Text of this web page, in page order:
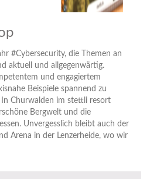
#Cybersecurity, die Themen an
aktuell und allgegenwärtig.
und engagiertem
Beispiele spannend zu
Churwalden im stettli resort
Bergwelt und die
Unvergesslich bleibt auch der
Arena in der Lenzerheide, wo wir